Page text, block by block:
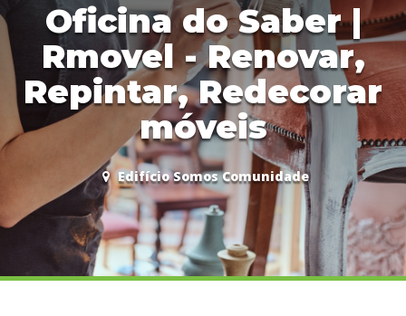
Oficina do Saber |
Rmovel - Renovar,
Repintar, Redecorar
móveis
Edifício Somos Comunidade